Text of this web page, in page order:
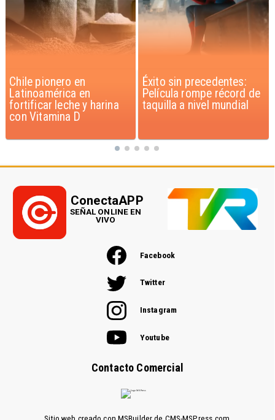
Éxito sin precedentes:
Película rompe récord de
taquilla a nivel mundial
Corte Suprema confirma
pago de $1.000 millones
por caso ProCultura
Facebook
Twitter
Instagram
Youtube
Contacto Comercial
ConectaAPP
SEÑAL ONLINE EN
VIVO